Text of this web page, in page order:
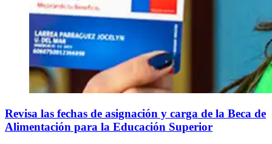
Revisa las fechas de asignación y carga de la Beca de
Alimentación para la Educación Superior